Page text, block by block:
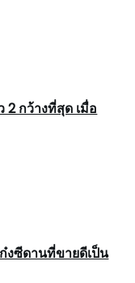
2 กว้างที่สุด เมื่อ
งซีดานที่ขายดีเป็น